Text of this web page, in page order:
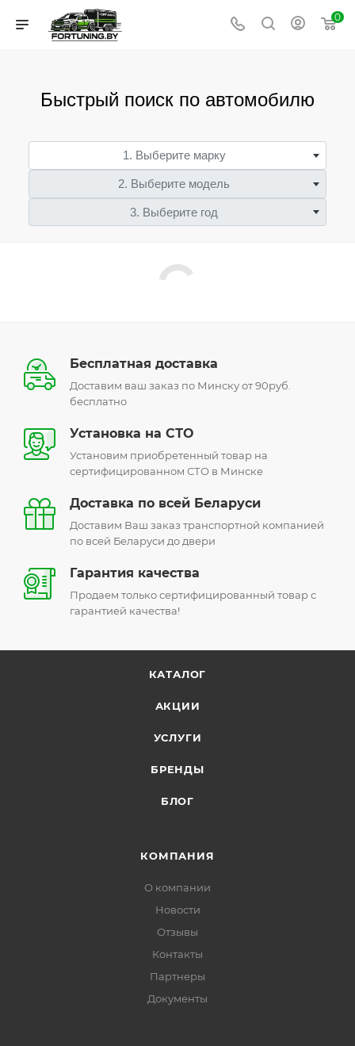
0
Быстрый поиск по автомобилю
1. Выберите марку
2. Выберите модель
3. Выберите год
Бесплатная доставка
Доставим ваш заказ по Минску от 90руб.
бесплатно
Установка на СТО
Установим приобретенный товар на
сертифицированном СТО в Минске
Доставка по всей Беларуси
Доставим Ваш заказ транспортной компанией
по всей Беларуси до двери
Гарантия качества
Продаем только сертифицированный товар с
гарантией качества!
КАТАЛОГ
АКЦИИ
УСЛУГИ
БРЕНДЫ
БЛОГ
КОМПАНИЯ
О компании
Новости
Отзывы
Контакты
Партнеры
Документы